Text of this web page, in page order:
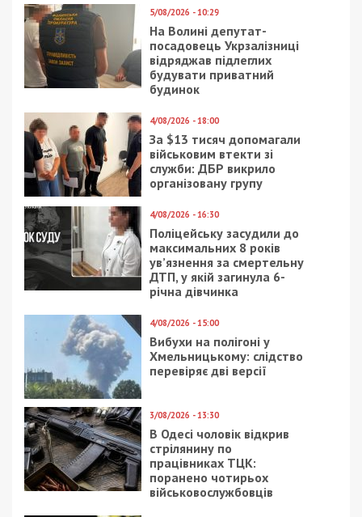
5/08/2026 - 10:29
На Волині депутат-
посадовець Укрзалізниці
відряджав підлеглих
будувати приватний
будинок
4/08/2026 - 18:00
За $13 тисяч допомагали
військовим втекти зі
служби: ДБР викрило
організовану групу
4/08/2026 - 16:30
Поліцейську засудили до
максимальних 8 років
ув’язнення за смертельну
ДТП, у якій загинула 6-
річна дівчинка
4/08/2026 - 15:00
Вибухи на полігоні у
Хмельницькому: слідство
перевіряє дві версії
3/08/2026 - 13:30
В Одесі чоловік відкрив
стрілянину по
працівниках ТЦК:
поранено чотирьох
військовослужбовців